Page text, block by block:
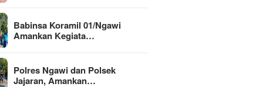
Babinsa Koramil 01/Ngawi
Amankan Kegiata…
Polres Ngawi dan Polsek
Jajaran, Amankan…